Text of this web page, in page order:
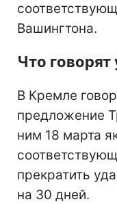
Вашингтона.
Что говорят
В Кремле
предложение
ним 18 марта
прекратить
на 30 дней.